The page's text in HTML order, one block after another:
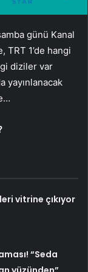
günü Kanal
TRT 1’de hangi
diziler var
yayınlanacak
vitrine çıkıyor
“Seda